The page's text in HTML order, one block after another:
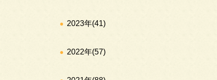
2023年(41)
2022年(57)